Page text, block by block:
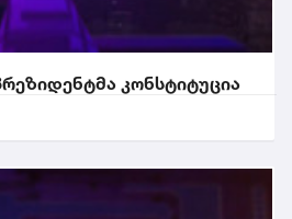
კონსტიტუცია